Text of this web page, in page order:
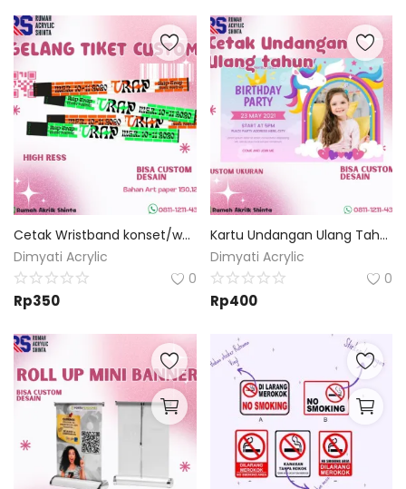
Cetak Wristband konset/wahana cetak tiket gelang event
Dimyati Acrylic
0
Rp350
Kartu Undangan Ulang Tahun Anak Custom
Dimyati Acrylic
0
Rp400